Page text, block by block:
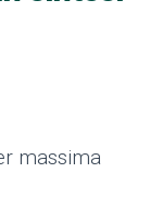
massima